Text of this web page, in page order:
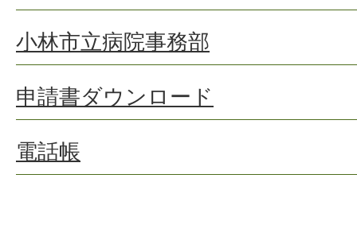
小林市立病院事務部
申請書ダウンロード
電話帳